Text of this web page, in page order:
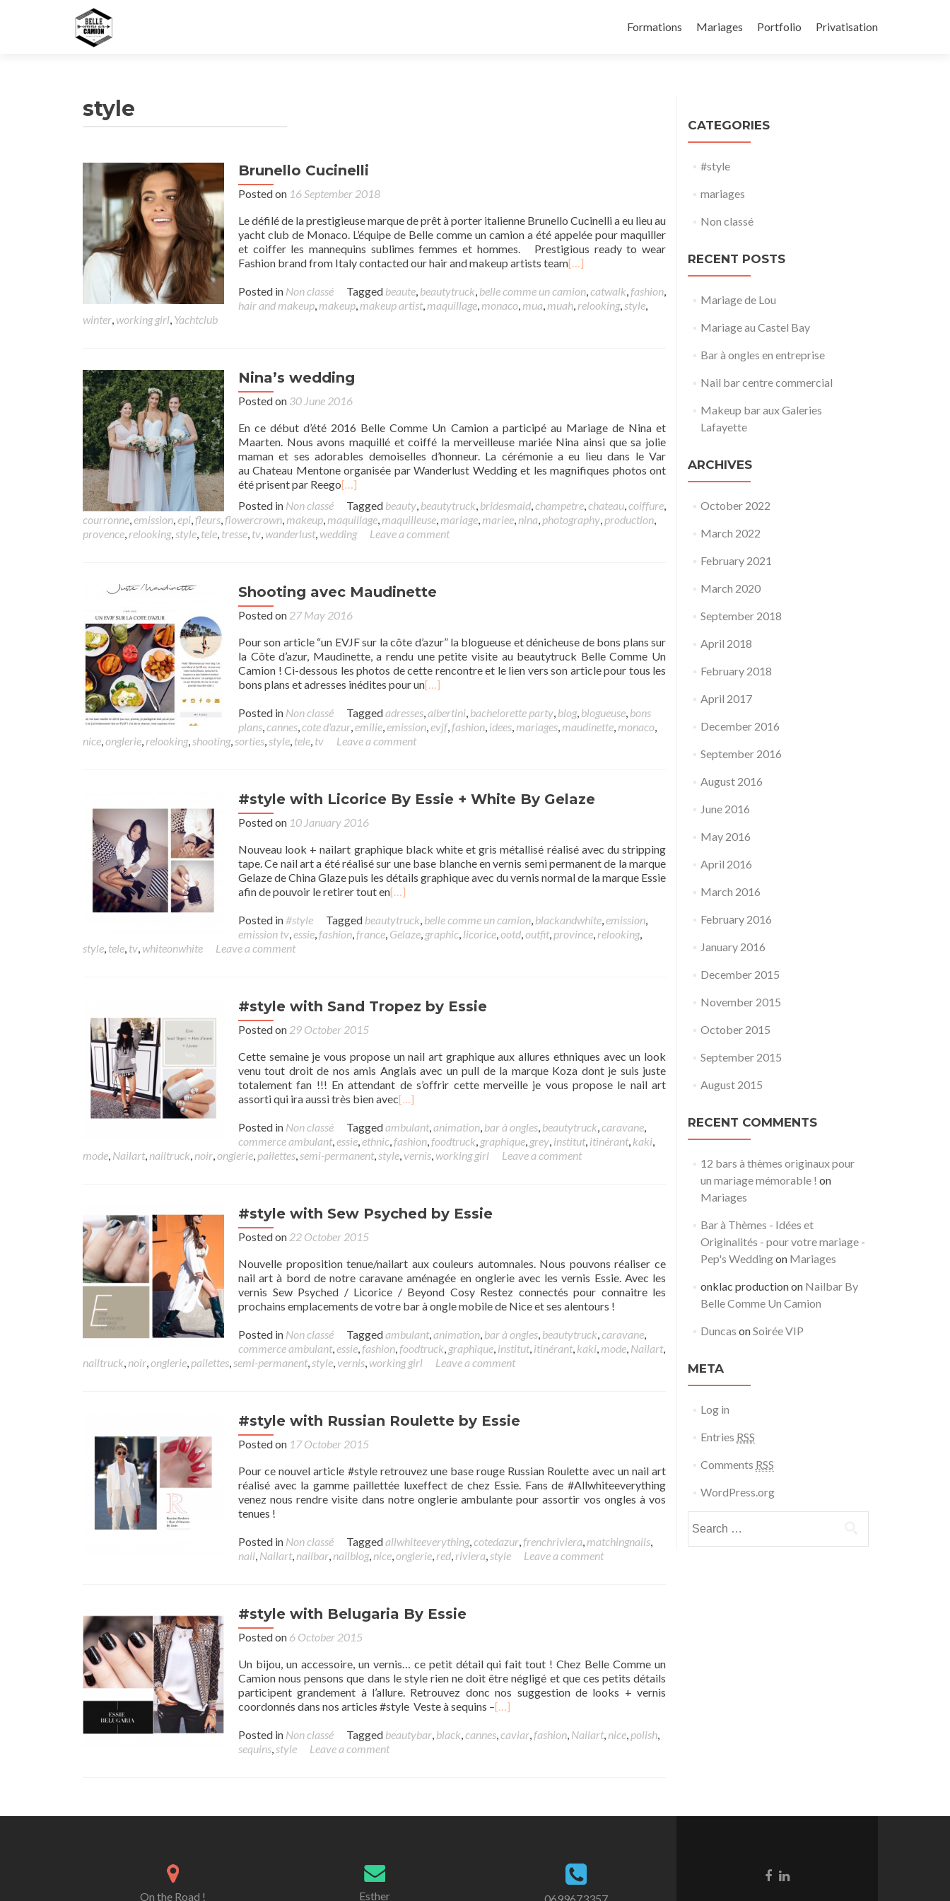
Formations Mariages Portfolio Privatisation
style
Brunello Cucinelli
Posted on 16 September 2018
Le défilé de la prestigieuse marque de prêt à porter italienne Brunello Cucinelli a eu lieu au
yacht club de Monaco. L’équipe de Belle comme un camion a été appelée pour maquiller
et coiffer les mannequins sublimes femmes et hommes. Prestigious ready to wear
Fashion brand from Italy contacted our hair and makeup artists team[…]
Posted in Non classé Tagged beaute, beautytruck, belle comme un camion,catwalk,fashion,
hair and makeup, makeup, makeup artist, maquillage, monaco, mua, muah, relooking,style,
winter, working girl, Yachtclub
Nina’s wedding
Posted on 30 June 2016
En ce début d’été 2016 Belle Comme Un Camion a participé au Mariage de Nina et
Maarten. Nous avons maquillé et coiffé la merveilleuse mariée Nina ainsi que sa jolie
maman et ses adorables demoiselles d’honneur. La cérémonie a eu lieu dans le Var
au Chateau Mentone organisée par Wanderlust Wedding et les magnifiques photos ont
été prisent par Reego[…]
Posted in Non classé Tagged beauty, beautytruck, bridesmaid,champetre,chateau,coiffure,
courronne,emission,epi,fleurs,flowercrown, makeup, maquillage, maquilleuse, mariage, mariee, nina, photography, production,
provence, relooking,style, tele, tresse, tv, wanderlust, wedding Leave a comment
Shooting avec Maudinette
Posted on 27 May 2016
Pour son article “un EVJF sur la côte d’azur” la blogueuse et dénicheuse de bons plans sur
la Côte d’azur, Maudinette, a rendu une petite visite au beautytruck Belle Comme Un
Camion ! Ci-dessous les photos de cette rencontre et le lien vers son article pour tous les
bons plans et adresses inédites pour un[…]
Posted in Non classé Taggedadresses,albertini, bachelorette party, blog, blogueuse, bons
plans,cannes,cote d'azur,emilie,emission,evjf,fashion, idees, mariages, maudinette, monaco,
nice,onglerie, relooking,shooting,sorties,style, tele, tv Leave a comment
#style with Licorice By Essie + White By Gelaze
Posted on 10 January 2016
Nouveau look + nailart graphique black white et gris métallisé réalisé avec du stripping
tape. Ce nail art a été réalisé sur une base blanche en vernis semi permanent de la marque
Gelaze de China Glaze puis les détails graphique avec du vernis normal de la marque Essie
afin de pouvoir le retirer tout en[…]
Posted in#style Tagged beautytruck, belle comme un camion, blackandwhite,emission,
emission tv,essie,fashion,france, Gelaze, graphic, licorice,ootd,outfit, province, relooking,
style, tele, tv, whiteonwhite Leave a comment
#style with Sand Tropez by Essie
Posted on 29 October 2015
Cette semaine je vous propose un nail art graphique aux allures ethniques avec un look
venu tout droit de nos amis Anglais avec un pull de la marque Koza dont je suis juste
totalement fan !!! En attendant de s’offrir cette merveille je vous propose le nail art
assorti qui ira aussi très bien avec[…]
Posted in Non classé Taggedambulant,animation, bar à ongles, beautytruck,caravane,
commerce ambulant,essie,ethnic,fashion,foodtruck, graphique, grey, institut, itinérant, kaki,
mode, Nailart, nailtruck, noir,onglerie, pailettes,semi-permanent,style, vernis, working girl Leave a comment
#style with Sew Psyched by Essie
Posted on 22 October 2015
Nouvelle proposition tenue/nailart aux couleurs automnales. Nous pouvons réaliser ce
nail art à bord de notre caravane aménagée en onglerie avec les vernis Essie. Avec les
vernis Sew Psyched / Licorice / Beyond Cosy Restez connectés pour connaitre les
prochains emplacements de votre bar à ongle mobile de Nice et ses alentours !
Posted in Non classé Taggedambulant,animation, bar à ongles, beautytruck,caravane,
commerce ambulant,essie,fashion,foodtruck, graphique, institut, itinérant, kaki, mode, Nailart,
nailtruck, noir,onglerie, pailettes,semi-permanent,style, vernis, working girl Leave a comment
#style with Russian Roulette by Essie
Posted on 17 October 2015
Pour ce nouvel article #style retrouvez une base rouge Russian Roulette avec un nail art
réalisé avec la gamme paillettée luxeffect de chez Essie. Fans de #Allwhiteeverything
venez nous rendre visite dans notre onglerie ambulante pour assortir vos ongles à vos
tenues !
Posted in Non classé Taggedallwhiteeverything,cotedazur,frenchriviera, matchingnails,
nail, Nailart, nailbar, nailblog, nice,onglerie, red, riviera,style Leave a comment
#style with Belugaria By Essie
Posted on 6 October 2015
Un bijou, un accessoire, un vernis… ce petit détail qui fait tout ! Chez Belle Comme un
Camion nous pensons que dans le style rien ne doit être négligé et que ces petits détails
participent grandement à l’allure. Retrouvez donc nos suggestion de looks + vernis
coordonnés dans nos articles #style Veste à sequins –[…]
Posted in Non classé Tagged beautybar, black,cannes,caviar,fashion, Nailart, nice, polish,
sequins,style Leave a comment
Posts navigation
CATEGORIES
#style
mariages
Non classé
RECENT POSTS
Mariage de Lou
Mariage au Castel Bay
Bar à ongles en entreprise
Nail bar centre commercial
Makeup bar aux Galeries
Lafayette
ARCHIVES
October 2022
March 2022
February 2021
March 2020
September 2018
April 2018
February 2018
April 2017
December 2016
September 2016
August 2016
June 2016
May 2016
April 2016
March 2016
February 2016
January 2016
December 2015
November 2015
October 2015
September 2015
August 2015
RECENT COMMENTS
12 bars à thèmes originaux pour
un mariage mémorable ! on
Mariages
Bar à Thèmes - Idées et
Originalités - pour votre mariage -
Pep's Weddingon Mariages
onklac productionon Nailbar By
Belle Comme Un Camion
Duncas onSoirée VIP
META
Log in
Entries RSS
Comments RSS
WordPress.org
On the Road ! Esther